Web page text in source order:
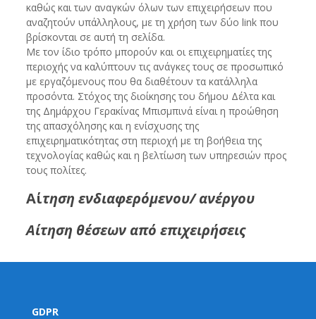
καθώς και των αναγκών όλων των επιχειρήσεων που
αναζητούν υπάλληλους, με τη χρήση των δύο link που
βρίσκονται σε αυτή τη σελίδα.
Με τον ίδιο τρόπο μπορούν και οι επιχειρηματίες της
περιοχής να καλύπτουν τις ανάγκες τους σε προσωπικό
με εργαζόμενους που θα διαθέτουν τα κατάλληλα
προσόντα. Στόχος της διοίκησης του δήμου Δέλτα και
της Δημάρχου Γερακίνας Μπισμπινά είναι η προώθηση
της απασχόλησης και η ενίσχυσης της
επιχειρηματικότητας στη περιοχή με τη βοήθεια της
τεχνολογίας καθώς και η βελτίωση των υπηρεσιών προς
τους πολίτες.
Αίτηση ενδιαφερόμενου/ ανέργου
Αίτηση θέσεων από επιχειρήσεις
GDPR